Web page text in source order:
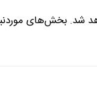
شد. بخش‌های